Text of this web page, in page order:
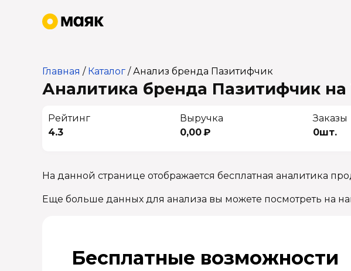
Главная / Каталог /Анализ бренда Пазитифчик
Аналитика бренда Пазитифчик
Рейтинг
4.3
Выручка
0,00 ₽
Заказы
0шт.
На данной странице отображается бесплатная аналитика
Еще больше данных для анализа вы можете посмотреть на
Бесплатные возмож­ности